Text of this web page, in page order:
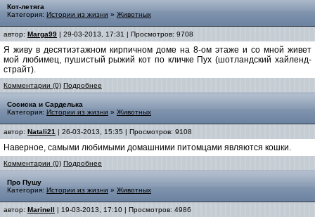
Кот-летяга
Категория: Истории из жизни » Животных
автор: Marga99 | 29-03-2013, 17:31 | Просмотров: 9708
Я живу в десятиэтажном кирпичном доме на 8-ом этаже и со мной живет
мой любимец, пушистый рыжий кот по кличке Пух (шотландский хайленд-
страйт).
Комментарии (0) Подробнее
Сосиска и Сарделька
Категория: Истории из жизни » Животных
автор: Natali21 | 26-03-2013, 15:35 | Просмотров: 9108
Наверное, самыми любимыми домашними питомцами являются кошки.
Комментарии (0) Подробнее
Про Пушу
Категория: Истории из жизни » Животных
автор: Marinell | 19-03-2013, 17:10 | Просмотров: 4986